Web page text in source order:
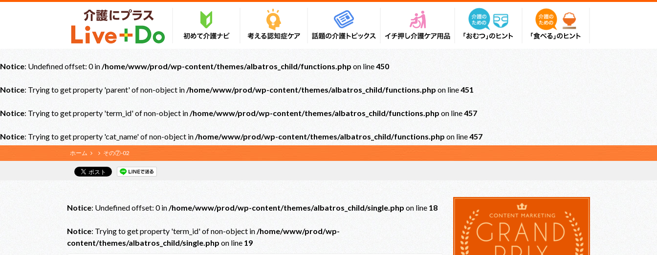
Notice: Undefined offset: 0 in/home/www/prod/wp-content/themes/albatros_child/functions.php on line450
Notice: Trying to get property 'parent' of non-object in/home/www/prod/wp-content/themes/albatros_child/functions.php on line451
Notice: Trying to get property 'term_id' of non-object in/home/www/prod/wp-content/themes/albatros_child/functions.php on line457
Notice: Trying to get property 'cat_name' of non-object in/home/www/prod/wp-content/themes/albatros_child/functions.php on line457
ホーム その⑦-02
Notice: Undefined offset: 0 in/home/www/prod/wp-content/themes/albatros_child/single.php on line 18
Notice: Trying to get property 'term_id' of non-object in/home/www/prod/wp-
content/themes/albatros_child/single.php on line 19